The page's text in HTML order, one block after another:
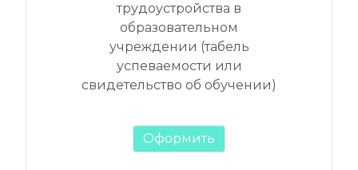
трудоустройства в
образовательном
учреждении (табель
успеваемости или
свидетельство об обучении)
Оформить